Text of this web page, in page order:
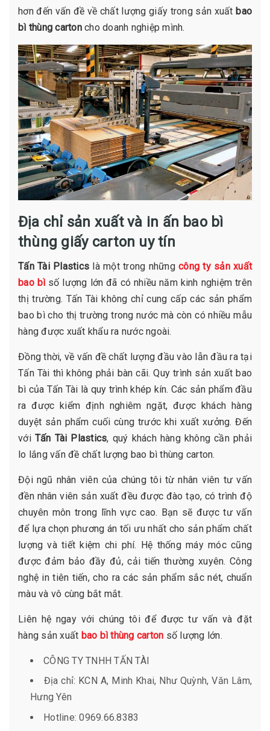
hơn đến vấn đề về chất lượng giấy trong sản xuất bao
bì thùng cartoncho doanh nghiệp mình.
Địa chỉ sản xuất và in ấn bao bì
thùng giấy carton uy tín
Tấn Tài Plastics là một trong những công ty sản xuất
bao bì số lượng lớn đã có nhiều năm kinh nghiệm trên
thị trường. Tấn Tài không chỉ cung cấp các sản phẩm
bao bì cho thị trường trong nước mà còn có nhiều mẫu
hàng được xuất khẩu ra nước ngoài.
Đồng thời, về vấn đề chất lượng đầu vào lẫn đầu ra tại
Tấn Tài thì không phải bàn cãi. Quy trình sản xuất bao
bì của Tấn Tài là quy trình khép kín. Các sản phẩm đầu
ra được kiểm định nghiêm ngặt, được khách hàng
duyệt sản phẩm cuối cùng trước khi xuất xưởng. Đến
với Tấn Tài Plastics, quý khách hàng không cần phải
lo lắng vấn đề chất lượng bao bì thùng carton.
Đội ngũ nhân viên của chúng tôi từ nhân viên tư vấn
đền nhân viên sản xuất đều được đào tạo, có trình độ
chuyên môn trong lĩnh vực cao. Bạn sẽ được tư vấn
để lựa chọn phương án tối ưu nhất cho sản phẩm chất
lượng và tiết kiệm chi phí. Hệ thống máy móc cũng
được đảm bảo đầy đủ, cải tiến thường xuyên. Công
nghệ in tiên tiến, cho ra các sản phẩm sắc nét, chuẩn
màu và vô cùng bắt mắt.
Liên hệ ngay với chúng tôi để được tư vấn và đặt
hàng sản xuất bao bì thùng carton số lượng lớn.
CÔNG TY TNHH TẤN TÀI
Địa chỉ: KCN A, Minh Khai, Như Quỳnh, Văn Lâm,
Hưng Yên
Hotline: 0969.66.8383